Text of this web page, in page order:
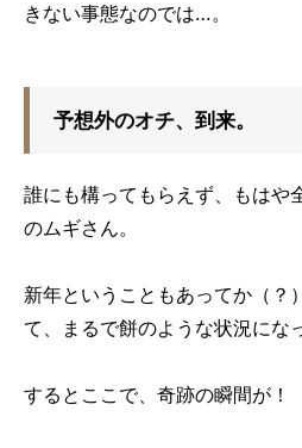
きない事態なのでは…。
予想外のオチ、到来。
誰にも構ってもらえず、もはや
のムギさん。
新年ということもあってか（？
て、まるで餅のような状況にな
するとここで、奇跡の瞬間が！